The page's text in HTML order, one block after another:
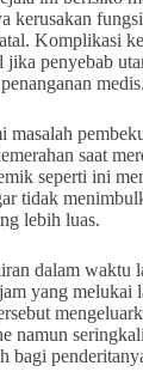
kerusakan
Komplikasi
penyebab
medis.
masalah
saat
seperti ini
tidak
lebih luas.
dalam waktu
yang melukai
namun
bagi